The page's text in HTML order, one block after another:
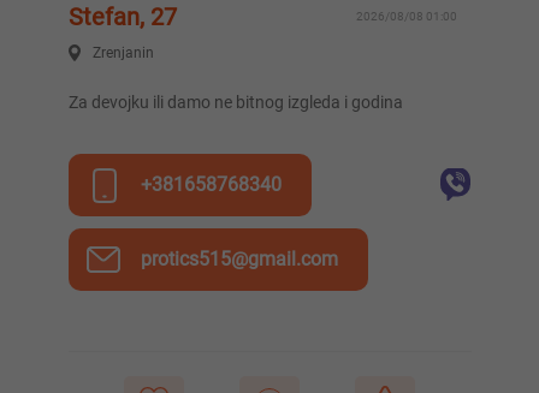
Stefan, 27 2026/08/08 01:00
Zrenjanin
Za devojku ili damo ne bitnog izgleda i godina
+381658768340
protics515@gmail.com